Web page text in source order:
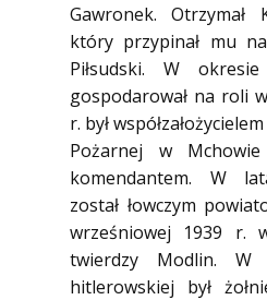
Gawronek. Otrzymał
który przypinał mu
Piłsudski. W okresie
gospodarował na roli
r. był
Pożarnej w
komendantem. W
został łowczym
wrześniowej 1939 r.
twierdzy Modlin. W
hitlerowskiej był